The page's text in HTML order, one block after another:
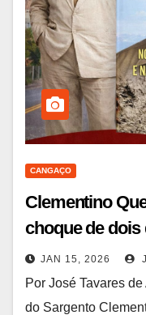
CANGAÇO
Clementino
choque de dois
JAN 15, 2026
Por José Tavares
do Sargento